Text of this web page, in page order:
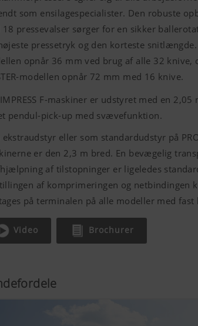
som ensilagespecialister. Den robuste
18 pressevalser sørger for en sikker
pressetryk og den korteste snitlængde.
opnår 36 mm ved brug af alle 32 knive,
modellen opnår 72 mm med 16 knive.
F-maskiner er udstyret med en 2,05
pendul-pick-up med svævefunktion.
ekstraudstyr eller som standardudstyr på
er den 2,3 m bred. En bevægelig
af tilstopninger er ligeledes
af komprimeringen og netbindingen
på terminalen på alle modeller med fast
Video Brochurer